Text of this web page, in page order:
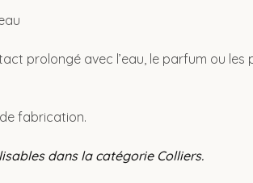
prolongé avec l’eau, le parfum ou
fabrication.
dans la catégorie Colliers.